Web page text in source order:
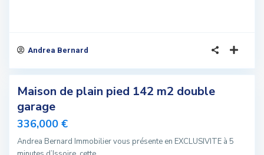
Andrea Bernard
Maison de plain pied 142 m2 double
garage
336,000 €
Andrea Bernard Immobilier vous présente en EXCLUSIVITE à 5